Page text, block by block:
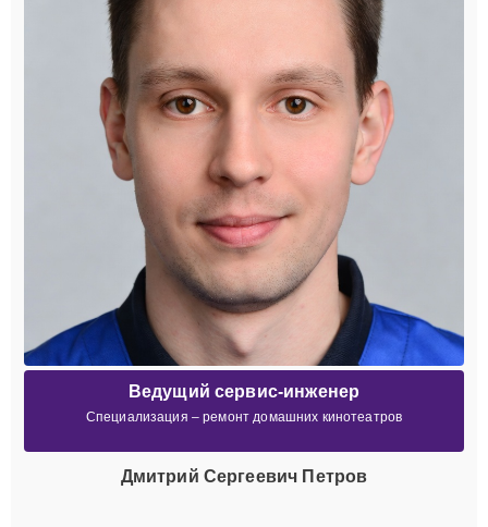
Ведущий сервис-инженер
Специализация – ремонт домашних кинотеатров
Дмитрий Сергеевич Петров